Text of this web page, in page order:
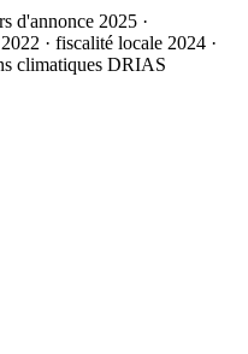
d'annonce 2025 ·
· fiscalité locale 2024 ·
climatiques DRIAS